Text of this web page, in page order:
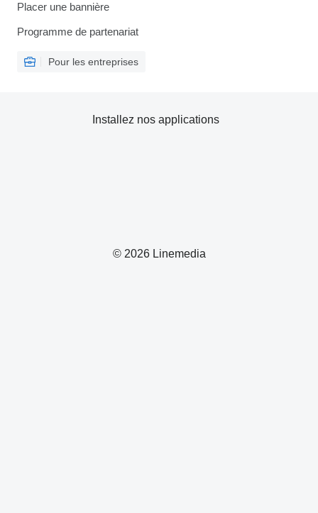
Placer une bannière
Programme de partenariat
Pour les entreprises
© 2026 Linemedia
Installez nos applications